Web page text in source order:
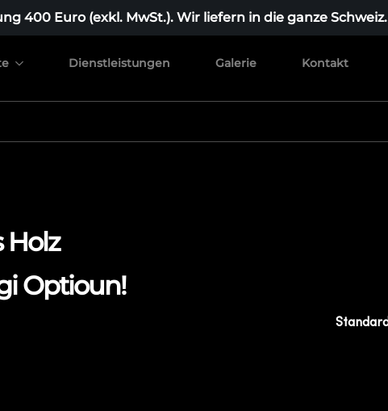
400 Euro (exkl. MwSt.). Wir liefern in die ganze Schweiz.
Dienstleistungen Galerie Kontakt
Holz
Optioun!